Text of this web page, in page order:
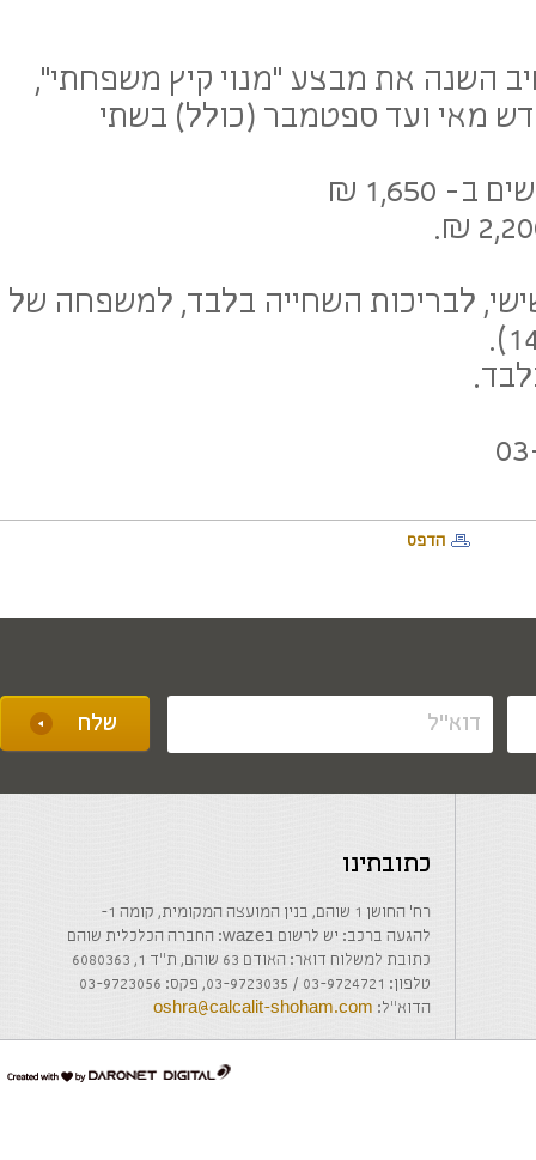
השנה את מבצע "מנוי קיץ משפחתי",
מאי ועד ספטמבר (כולל) בשתי
1,650 ₪
לבריכות השחייה בלבד, למשפחה של
הדפס
כתובתינו
רח' החושן 1 שוהם, בנין המועצה המקומית, קומה 1-
להגעה ברכב: יש לרשום בwaze: החברה הכלכלית שוהם
כתובת למשלוח דואר: האודם 63 שוהם, ת"ד 1, 6080363
טלפון: 03-9724721 / 03-9723035, פקס: 03-9723056
הדוא"ל: oshra@calcalit-shoham.com
דיגיטל